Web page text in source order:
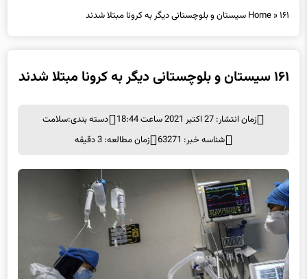
Home»۱۶۱ سیستان و بلوچستانی دیگر به کرونا مبتلا شدند
۱۶۱ سیستان و بلوچستانی دیگر به کرونا مبتلا شدند
زمان انتشار: 27 اکتبر 2021 ساعت 18:44 دسته بندی:سلامت
شناسه خبر: 63271
زمان مطالعه: 3 دقیقه